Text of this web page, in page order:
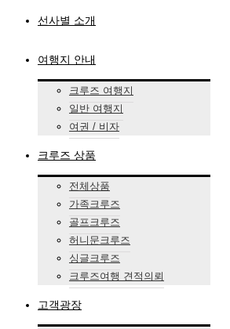
선사별 소개
여행지 안내
크루즈 여행지
일반 여행지
여권 / 비자
크루즈 상품
전체상품
가족크루즈
골프크루즈
허니문크루즈
싱글크루즈
크루즈여행 견적의뢰
고객광장